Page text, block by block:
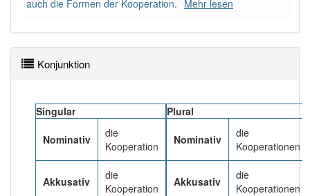
Häufigkeit: 6 von 10
Wörter mit Endung-kooperationaber mit einem
anderen Artikeldie
94% unserer Spielapp-Nutzer haben den Artikel
korrekt erraten.
auch die Formen der Kooperation. Mehr lesen
Konjunktion
Singular
Nominativ
die
Kooperation
Akkusativ
die
Kooperation
Plural
Nominativ
die
Kooperationen
Akkusativ
die
Kooperationen